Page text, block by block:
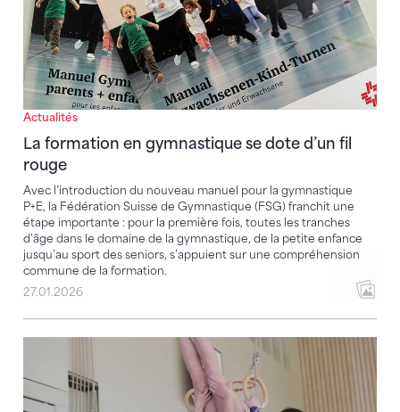
Actualités
La formation en gymnastique se dote d’un fil
rouge
Avec l’introduction du nouveau manuel pour la gymnastique
P+E, la Fédération Suisse de Gymnastique (FSG) franchit une
étape importante : pour la première fois, toutes les tranches
d’âge dans le domaine de la gymnastique, de la petite enfance
jusqu’au sport des seniors, s’appuient sur une compréhension
commune de la formation.
27.01.2026
Nouvelles formes d'entraînement